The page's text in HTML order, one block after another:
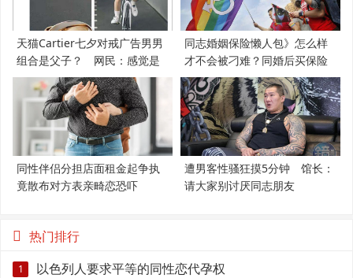
天猫Cartier七夕对戒广告男男
组合是父子？ 网民：感觉是
支持LGBT
同志婚姻保险懒人包》怎么样
才不会被刁难？同婚后买保险
必知5件事
同性伴侣分担店面租金起争执
竟散布对方表亲畸恋恐吓
遭男客性骚狂摸5分钟 馆长：
请大家别讨厌同志朋友
热门排行
1 以色列人要求平等的同性恋代孕权